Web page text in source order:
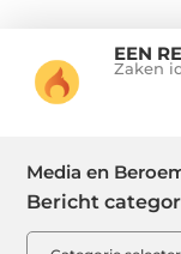
EEN
Zaken
Media en
Bericht